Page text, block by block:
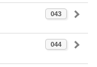
043
044